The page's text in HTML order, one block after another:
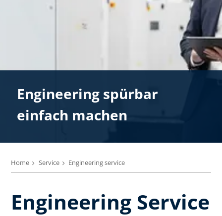
Engineering spürbar
einfach machen
Home Service Engineering service
Engineering Service